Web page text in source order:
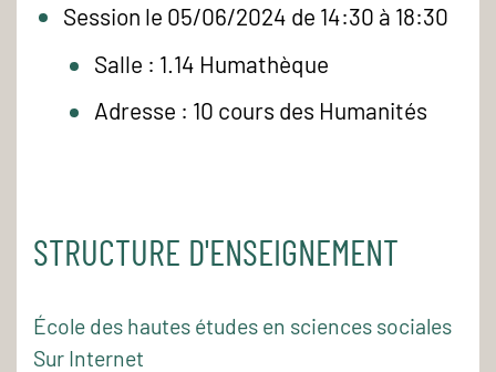
Session le 05/06/2024 de 14:30 à 18:30
Salle : 1.14 Humathèque
Adresse : 10 cours des Humanités
STRUCTURE D'ENSEIGNEMENT
École des hautes études en sciences sociales
Sur Internet